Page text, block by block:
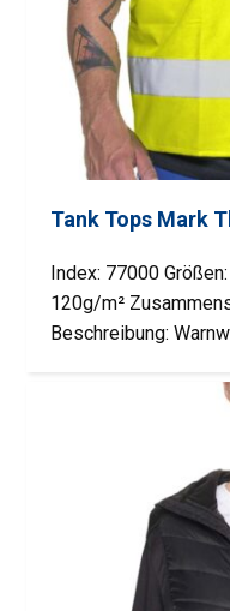
Tank Tops Mark
Index: 77000
120g/m²
Beschreibung: